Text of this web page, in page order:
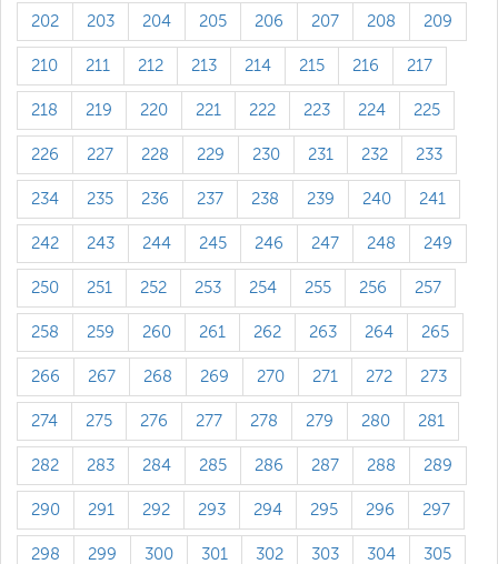
202 203 204 205 206 207 208 209
210 211 212 213 214 215 216 217
218 219 220 221 222 223 224 225
226 227 228 229 230 231 232 233
234 235 236 237 238 239 240 241
242 243 244 245 246 247 248 249
250 251 252 253 254 255 256 257
258 259 260 261 262 263 264 265
266 267 268 269 270 271 272 273
274 275 276 277 278 279 280 281
282 283 284 285 286 287 288 289
290 291 292 293 294 295 296 297
298 299 300 301 302 303 304 305